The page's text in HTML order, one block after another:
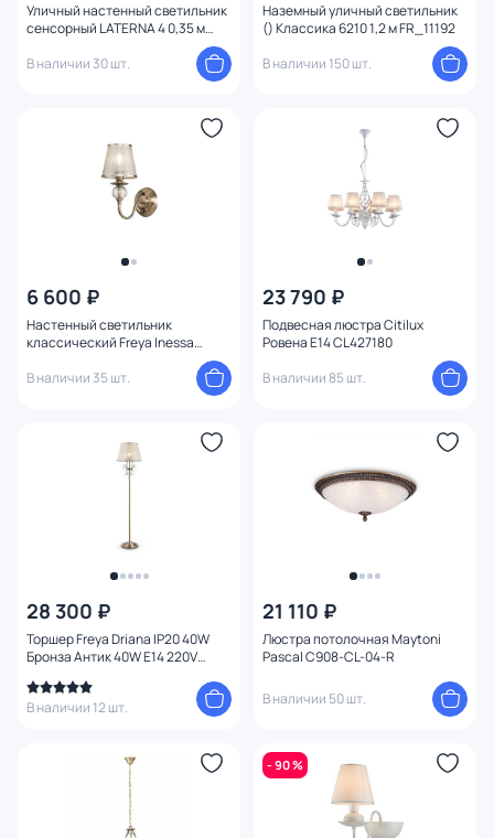
Уличный настенный светильник
сенсорный LATERNA 4 0,35 м
В наличии 30 шт.
Наземный уличный светильник
() Классика 6210 1,2 м FR_11192
В наличии 150 шт.
6 600 ₽
Настенный светильник
классический Freya Inessa
В наличии 35 шт.
23 790 ₽
Подвесная люстра Citilux
Ровена E14 CL427180
В наличии 85 шт.
28 300 ₽
Торшер Freya Driana IP20 40W
Бронза Антик 40W E14 220V
В наличии 12 шт.
21 110 ₽
Люстра потолочная Maytoni
Pascal C908-CL-04-R
В наличии 50 шт.
- 90 %